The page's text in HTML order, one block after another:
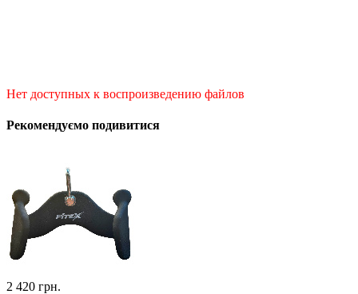
Нет доступных к воспроизведению файлов
Рекомендуємо подивитися
2 420 грн.